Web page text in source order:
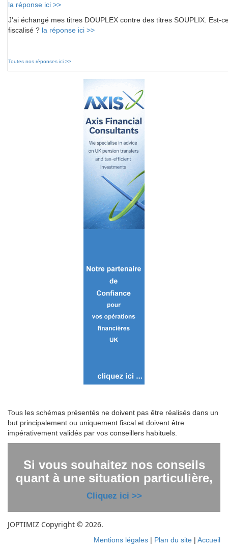
la réponse ici >>
J'ai échangé mes titres DOUPLEX contre des titres SOUPLIX. Est-
fiscalisé ? la réponse ici >>
Toutes nos réponses ici >>
Tous les schémas présentés ne doivent pas être réalisés dans un
but principalement ou uniquement fiscal et doivent être
impérativement validés par vos conseillers habituels.
Si vous souhaitez nos conseils
quant à une situation particulière,
Cliquez ici >>
JOPTIMIZ Copyright © 2026.
Mentions légales | Plan du site | Accueil